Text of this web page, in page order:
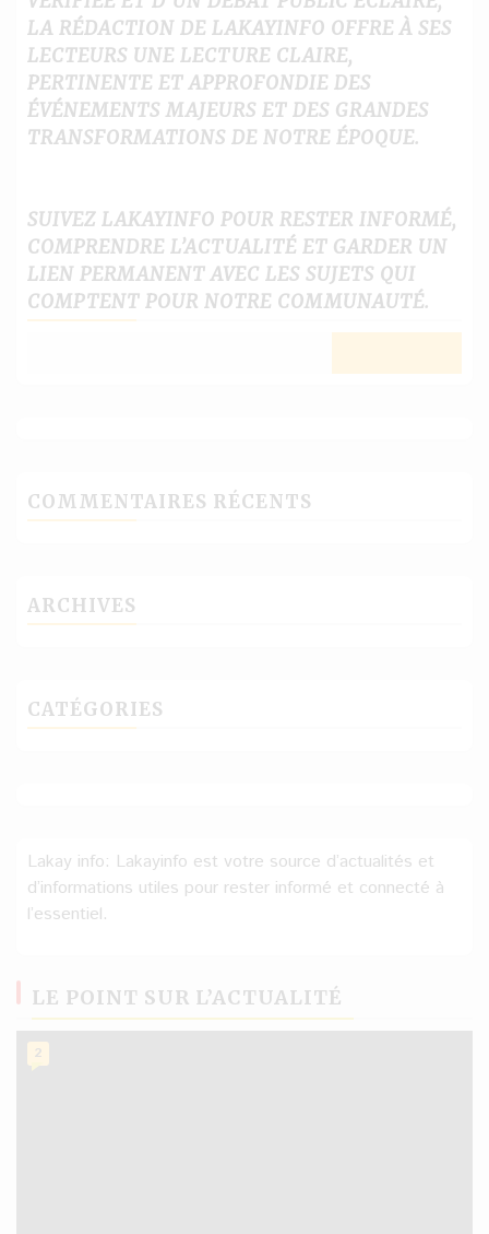
LA RÉDACTION DE LAKAYINFO OFFRE À SES
LECTEURS UNE LECTURE CLAIRE,
PERTINENTE ET APPROFONDIE DES
ÉVÉNEMENTS MAJEURS ET DES GRANDES
TRANSFORMATIONS DE NOTRE ÉPOQUE.
SUIVEZ LAKAYINFO POUR RESTER INFORMÉ,
COMPRENDRE L’ACTUALITÉ ET GARDER UN
LIEN PERMANENT AVEC LES SUJETS QUI
COMPTENT POUR NOTRE COMMUNAUTÉ.
COMMENTAIRES RÉCENTS
ARCHIVES
CATÉGORIES
Lakay info: Lakayinfo est votre source d’actualités et
d’informations utiles pour rester informé et connecté à
l’essentiel.
LE POINT SUR L’ACTUALITÉ
2